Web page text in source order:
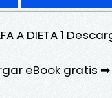
A DIETA 1
eBook gratis ➡